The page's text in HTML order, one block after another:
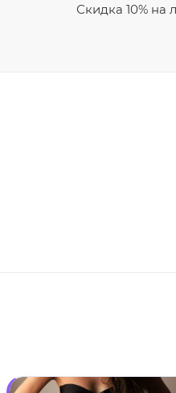
Скидка 10% на